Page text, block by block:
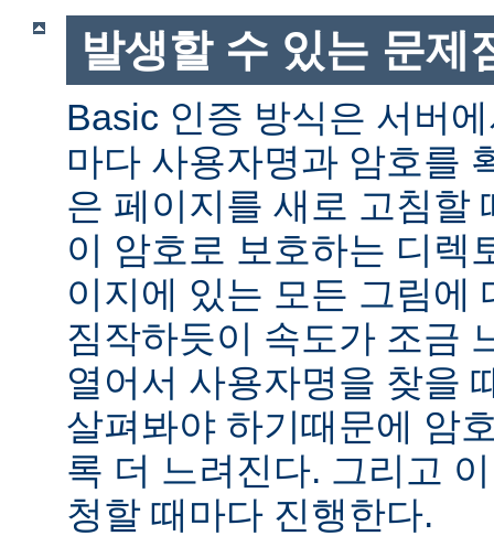
발생할 수 있는 문제
Basic 인증 방식은 서버
마다 사용자명과 암호를
은 페이지를 새로 고침할
이 암호로 보호하는 디렉
이지에 있는 모든 그림에
짐작하듯이 속도가 조금
열어서 사용자명을 찾을
살펴봐야 하기때문에 암
록 더 느려진다. 그리고
청할 때마다 진행한다.